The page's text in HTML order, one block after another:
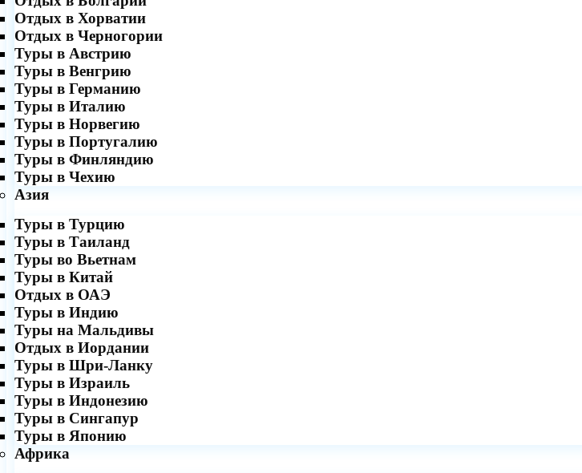
Отдых в Хорватии
Отдых в Черногории
Туры в Австрию
Туры в Венгрию
Туры в Германию
Туры в Италию
Туры в Норвегию
Туры в Португалию
Туры в Финляндию
Туры в Чехию
Азия
Туры в Турцию
Туры в Таиланд
Туры во Вьетнам
Туры в Китай
Отдых в ОАЭ
Туры в Индию
Туры на Мальдивы
Отдых в Иордании
Туры в Шри-Ланку
Туры в Израиль
Туры в Индонезию
Туры в Сингапур
Туры в Японию
Африка